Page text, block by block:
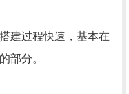
建过程快速，基本在
部分。